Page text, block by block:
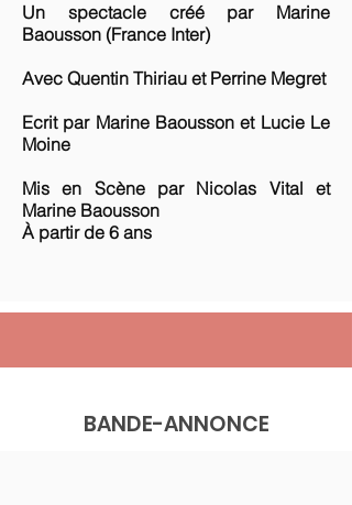
Un spectacle créé par Marine
Baousson (France Inter)
Avec Quentin Thiriau et Perrine Megret
Ecrit par Marine Baousson et Lucie Le
Moine
Mis en Scène par Nicolas Vital et
Marine Baousson
À partir de 6 ans
BANDE-ANNONCE